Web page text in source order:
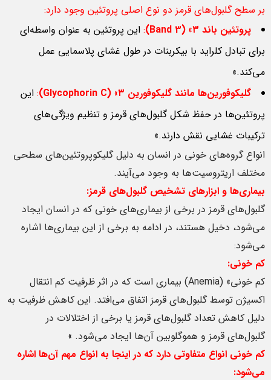
بر سطح گلبول‌های قرمز دو نوع اصلی پروتئین وجود دارد:
پروتئین باند ۳» (Band 3)
: این پروتئین‌ به عنوان واسطه‌ای
برای تبادل کلراید با بیکربنات در طول غشای پلاسمایی عمل
می‌کند.»
گلیکوفورین‌ها مانند گلیکوفورین ۳» (Glycophorin C)
: این
پروتئین‌ها در حفظ شکل گلبول‌های قرمز و تنظیم ویژگی‌های
ترکیبات غشایی نقش دارند.»
انواع گروه‌های خونی در انسان به دلیل گلیکوپروتئین‌های سطحی
مختلف اریتروسیت‌ها به وجود می‌آیند.
بیماری‌ها و ابزارهای تشخیص گلبول‌های قرمز:
گلبول‌های قرمز در برخی از بیماری‌های خونی که در انسان ایجاد
می‌شود، دخیل هستند، در ادامه به برخی از این بیماری‌ها اشاره
می‌شود:
کم خونی:
کم خونی» (Anemia) بیماری است که در اثر ظرفیت کم انتقال
اکسیژن توسط گلبول‌های قرمز اتفاق می‌افتد. این کاهش ظرفیت به
دلیل کاهش تعداد گلبول‌های قرمز یا برخی از اختلالات در
گلبول‌های قرمز و هموگلوبین‌ آن‌ها ایجاد می‌شود. »
کم خونی انواع متفاوتی دارد که در اینجا به انواع مهم آن‌ها اشاره
می‌شود: